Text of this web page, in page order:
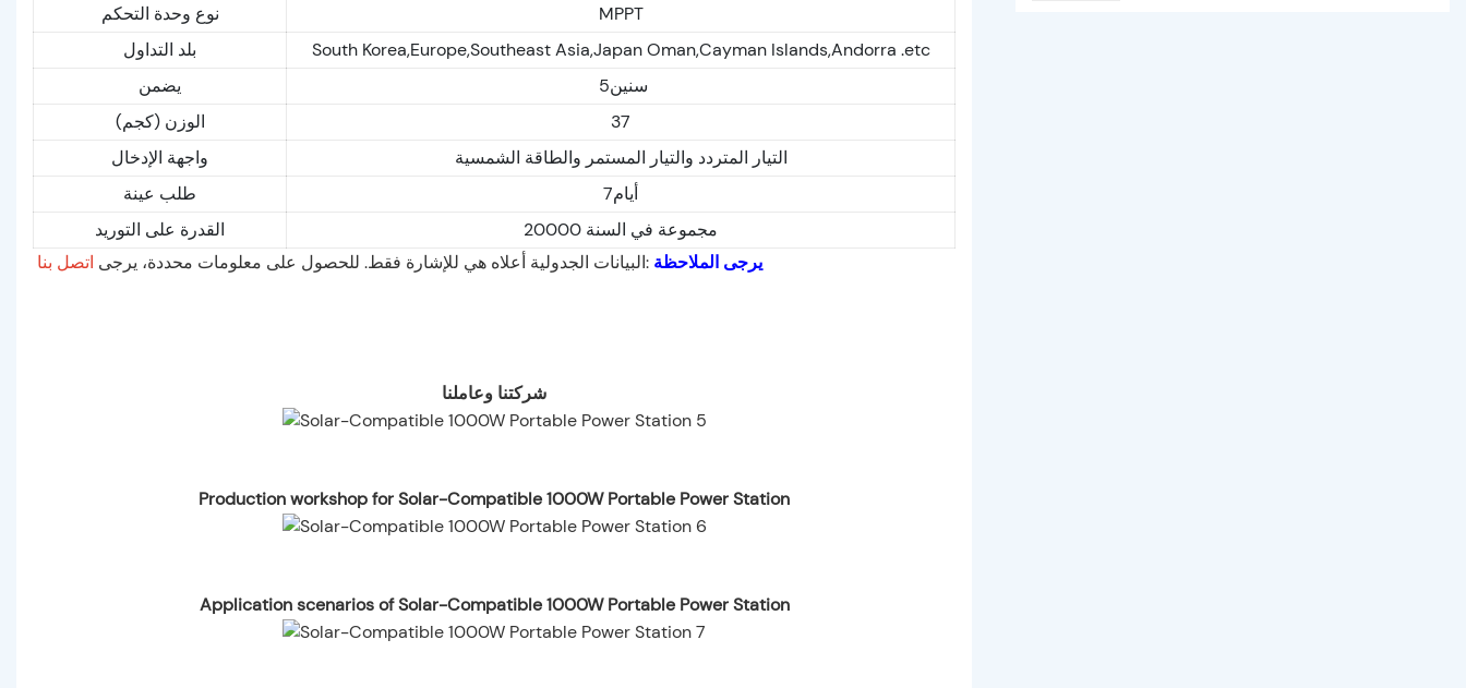
نوع وحدة التحكم
MPPT
بلد التداول
South Korea,Europe,Southeast Asia,Japan Oman,Cayman Islands,Andorra .etc
يضمن
سنين5
الوزن (كجم)
37
واجهة الإدخال
التيار المتردد والتيار المستمر والطاقة الشمسية
طلب عينة
أيام7
القدرة على التوريد
20000 مجموعة في السنة
يرجى الملاحظة :البيانات الجدولية أعلاه هي للإشارة فقط. للحصول على معلومات محددة، يرجى اتصل بنا
شركتنا وعاملنا
Production workshop for Solar-Compatible 1000W Portable Power Station
Application scenarios of Solar-Compatible 1000W Portable Power Station